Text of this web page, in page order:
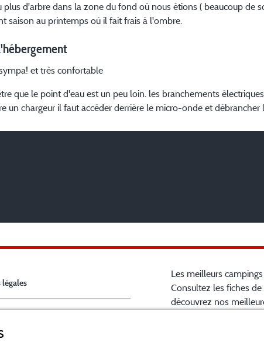
plus d'arbre dans la zone du fond où nous étions ( beaucoup de
saison au printemps où il fait frais à l'ombre.
et très confortable
que le point d'eau est un peu loin. les branchements
un chargeur il faut accéder derrière le micro-onde et débrancher
Les meilleurs
Consultez les fiches
découvrez nos